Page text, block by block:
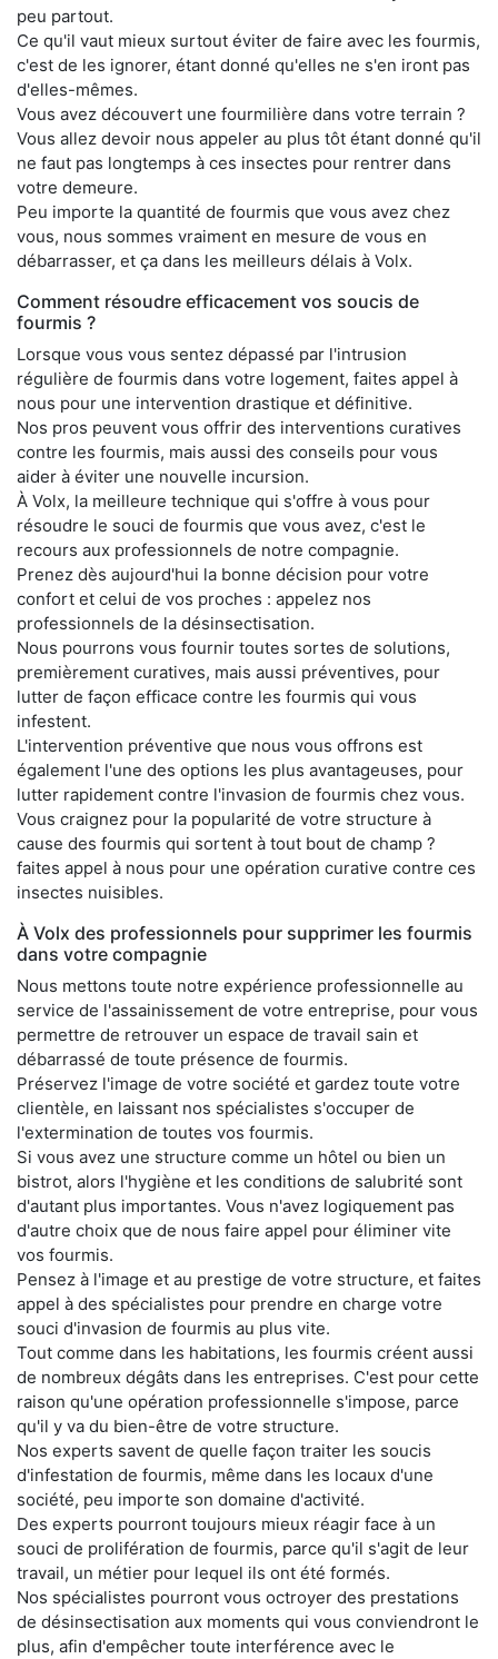
peu partout.
Ce qu'il vaut mieux surtout éviter de faire avec les fourmis,
c'est de les ignorer, étant donné qu'elles ne s'en iront pas
d'elles-mêmes.
Vous avez découvert une fourmilière dans votre terrain ?
Vous allez devoir nous appeler au plus tôt étant donné qu'il
ne faut pas longtemps à ces insectes pour rentrer dans
votre demeure.
Peu importe la quantité de fourmis que vous avez chez
vous, nous sommes vraiment en mesure de vous en
débarrasser, et ça dans les meilleurs délais à Volx.
Comment résoudre efficacement vos soucis de
fourmis ?
Lorsque vous vous sentez dépassé par l'intrusion
régulière de fourmis dans votre logement, faites appel à
nous pour une intervention drastique et définitive.
Nos pros peuvent vous offrir des interventions curatives
contre les fourmis, mais aussi des conseils pour vous
aider à éviter une nouvelle incursion.
À Volx, la meilleure technique qui s'offre à vous pour
résoudre le souci de fourmis que vous avez, c'est le
recours aux professionnels de notre compagnie.
Prenez dès aujourd'hui la bonne décision pour votre
confort et celui de vos proches : appelez nos
professionnels de la désinsectisation.
Nous pourrons vous fournir toutes sortes de solutions,
premièrement curatives, mais aussi préventives, pour
lutter de façon efficace contre les fourmis qui vous
infestent.
L'intervention préventive que nous vous offrons est
également l'une des options les plus avantageuses, pour
lutter rapidement contre l'invasion de fourmis chez vous.
Vous craignez pour la popularité de votre structure à
cause des fourmis qui sortent à tout bout de champ ?
faites appel à nous pour une opération curative contre ces
insectes nuisibles.
À Volx des professionnels pour supprimer les fourmis
dans votre compagnie
Nous mettons toute notre expérience professionnelle au
service de l'assainissement de votre entreprise, pour vous
permettre de retrouver un espace de travail sain et
débarrassé de toute présence de fourmis.
Préservez l'image de votre société et gardez toute votre
clientèle, en laissant nos spécialistes s'occuper de
l'extermination de toutes vos fourmis.
Si vous avez une structure comme un hôtel ou bien un
bistrot, alors l'hygiène et les conditions de salubrité sont
d'autant plus importantes. Vous n'avez logiquement pas
d'autre choix que de nous faire appel pour éliminer vite
vos fourmis.
Pensez à l'image et au prestige de votre structure, et faites
appel à des spécialistes pour prendre en charge votre
souci d'invasion de fourmis au plus vite.
Tout comme dans les habitations, les fourmis créent aussi
de nombreux dégâts dans les entreprises. C'est pour cette
raison qu'une opération professionnelle s'impose, parce
qu'il y va du bien-être de votre structure.
Nos experts savent de quelle façon traiter les soucis
d'infestation de fourmis, même dans les locaux d'une
société, peu importe son domaine d'activité.
Des experts pourront toujours mieux réagir face à un
souci de prolifération de fourmis, parce qu'il s'agit de leur
travail, un métier pour lequel ils ont été formés.
Nos spécialistes pourront vous octroyer des prestations
de désinsectisation aux moments qui vous conviendront le
plus, afin d'empêcher toute interférence avec le